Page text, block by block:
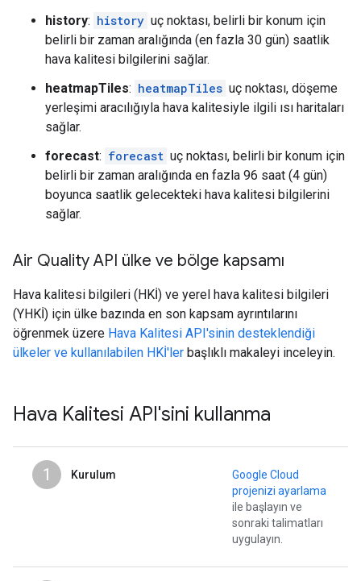
history: history uç noktası, belirli bir konum için
belirli bir zaman aralığında (en fazla 30 gün) saatlik
hava kalitesi bilgilerini sağlar.
heatmapTiles: heatmapTiles uç noktası, döşeme
yerleşimi aracılığıyla hava kalitesiyle ilgili ısı haritaları
sağlar.
forecast: forecast uç noktası, belirli bir konum için
belirli bir zaman aralığında en fazla 96 saat (4 gün)
boyunca saatlik gelecekteki hava kalitesi bilgilerini
sağlar.
Air Quality API ülke ve bölge kapsamı
Hava kalitesi bilgileri (HKİ) ve yerel hava kalitesi bilgileri
(YHKİ) için ülke bazında en son kapsam ayrıntılarını
öğrenmek üzere Hava Kalitesi API'sinin desteklendiği
ülkeler ve kullanılabilen HKİ'ler başlıklı makaleyi inceleyin.
Hava Kalitesi API'sini kullanma
1 Kurulum
Google Cloud
projenizi ayarlama
ile başlayın ve
sonraki talimatları
uygulayın.